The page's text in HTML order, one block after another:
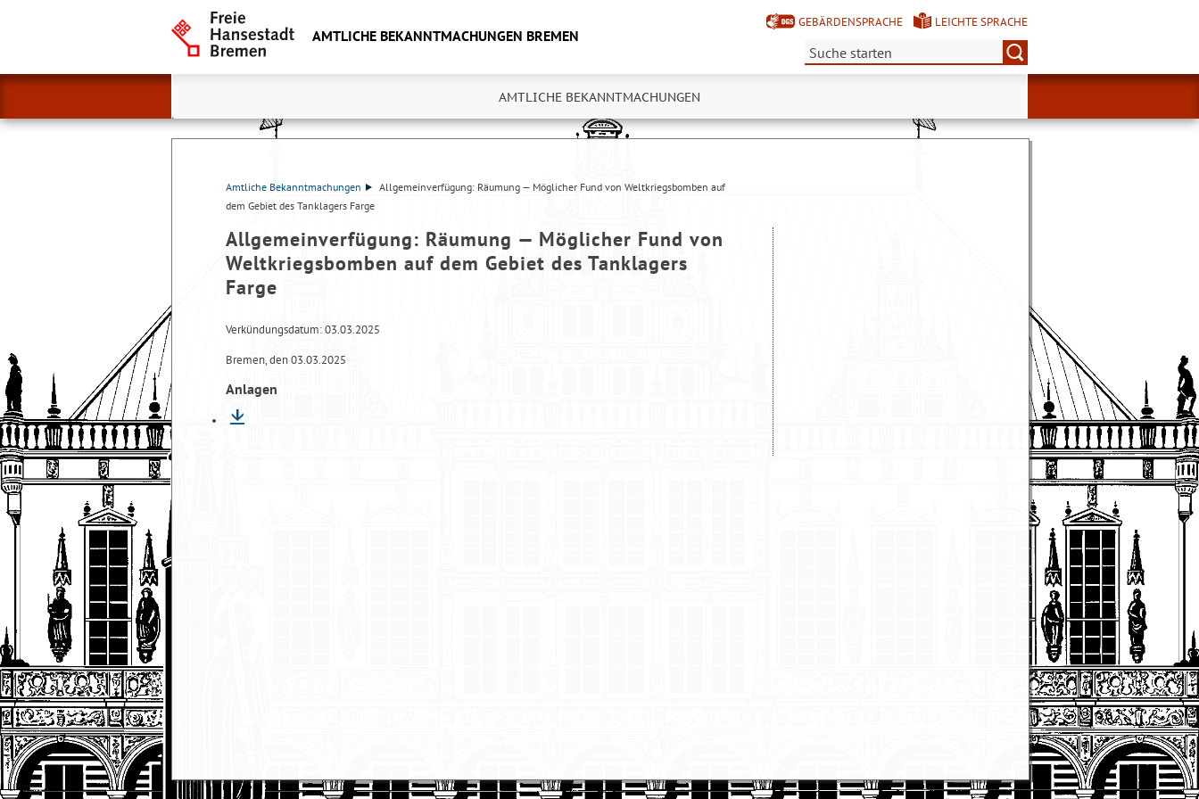
AMTLICHE BEKANNTMACHUNGEN BREMEN
GEBÄRDENSPRACHE
LEICHTE SPRACHE
Suche:
AMTLICHE BEKANNTMACHUNGEN
Amtliche Bekanntmachungen
Allgemeinverfügung: Räumung — Möglicher Fund von Weltkriegsbomben auf
dem Gebiet des Tanklagers Farge
Allgemeinverfügung: Räumung — Möglicher Fund von
Weltkriegsbomben auf dem Gebiet des Tanklagers
Farge
Verkündungsdatum: 03.03.2025
Bremen, den 03.03.2025
Anlagen